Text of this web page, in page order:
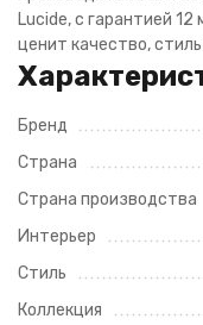
Lucide, с гарантией
ценит качество,
Бренд
Страна
Страна производства
Интерьер
Стиль
Коллекция